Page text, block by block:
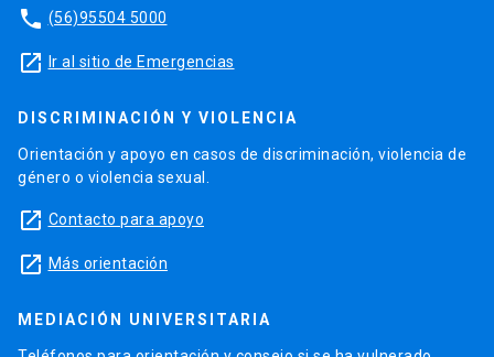
phone (56)95504 5000
launch Ir al sitio de Emergencias
DISCRIMINACIÓN Y VIOLENCIA
Orientación y apoyo en casos de discriminación, violencia de
género o violencia sexual.
launch Contacto para apoyo
launch Más orientación
MEDIACIÓN UNIVERSITARIA